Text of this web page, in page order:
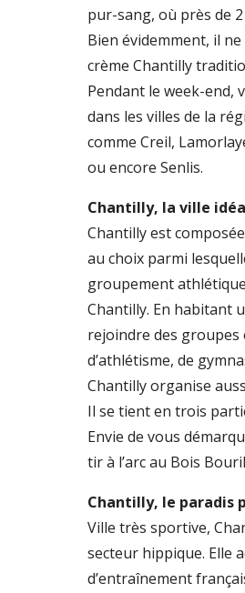
pur-sang, où près de
Bien évidemment, il
crème Chantilly
Pendant le week-end,
dans les villes de la
comme Creil,
ou encore Senlis.
Chantilly, la ville
Chantilly est
au choix parmi
groupement
Chantilly. En habitant
rejoindre des groupes
d’athlétisme, de
Chantilly organise
Il se tient en trois
Envie de vous
tir à l’arc au Bois
Chantilly, le paradis
Ville très sportive,
secteur hippique. Elle
d’entraînement